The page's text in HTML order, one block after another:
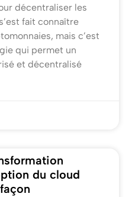
décentraliser les
fait connaître
mais c’est
qui permet un
et décentralisé
du cloud